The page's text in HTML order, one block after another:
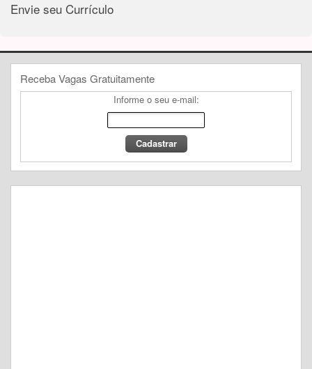
Envie seu Currículo
Receba Vagas Gratuitamente
Informe o seu e-mail: